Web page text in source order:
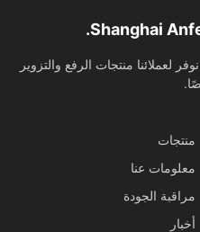
Shanghai
منتجات الرفع والتزوير
عنا
الجودة